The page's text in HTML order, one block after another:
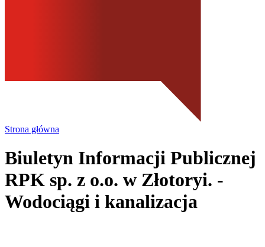
Strona główna
Biuletyn Informacji Publicznej
RPK sp. z o.o. w Złotoryi. -
Wodociągi i kanalizacja